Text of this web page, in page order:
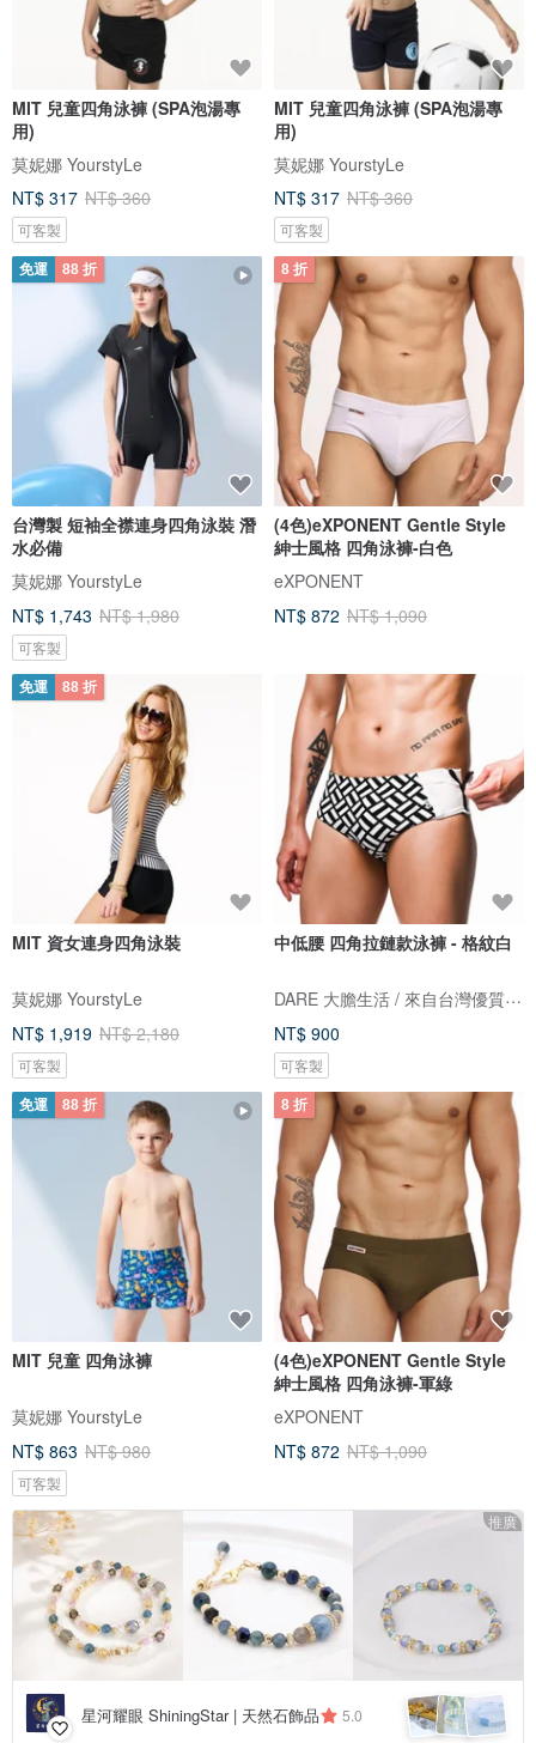
MIT 兒童四角泳褲 (SPA泡湯專
用)
莫妮娜 YourstyLe
NT$ 317 NT$ 360
可客製
MIT 兒童四角泳褲 (SPA泡湯專
用)
莫妮娜 YourstyLe
NT$ 317 NT$ 360
可客製
免運 88 折
台灣製 短袖全襟連身四角泳裝 潛
水必備
莫妮娜 YourstyLe
NT$ 1,743 NT$ 1,980
可客製
8 折
(4色)eXPONENT Gentle Style
紳士風格 四角泳褲-白色
eXPONENT
NT$ 872 NT$ 1,090
免運 88 折
MIT 資女連身四角泳裝
莫妮娜 YourstyLe
NT$ 1,919 NT$ 2,180
可客製
中低腰 四角拉鏈款泳褲 - 格紋白
DARE 大膽生活 / 來自台灣優質男性內著
NT$ 900
可客製
免運 88 折
MIT 兒童 四角泳褲
莫妮娜 YourstyLe
NT$ 863 NT$ 980
可客製
8 折
(4色)eXPONENT Gentle Style
紳士風格 四角泳褲-軍綠
eXPONENT
NT$ 872 NT$ 1,090
推廣
星河耀眼 ShiningStar | 天然石飾品 5.0